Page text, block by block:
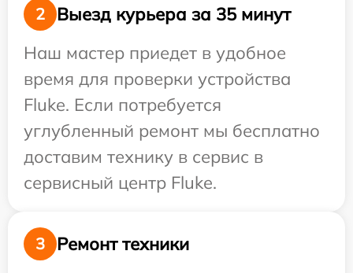
2
Выезд курьера за 35 минут
Наш мастер приедет в удобное
время для проверки устройства
Fluke. Если потребуется
углубленный ремонт мы бесплатно
доставим технику в сервис в
сервисный центр Fluke.
3
Ремонт техники